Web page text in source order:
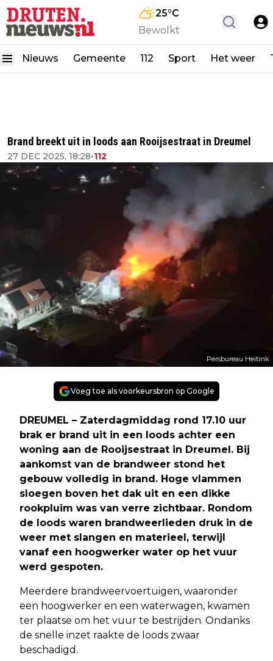
25°C
Bewolkt
Nieuws Gemeente 112 Sport Het weer
Brand breekt uit in loods aan Rooijsestraat in Dreumel
27 DEC 2025, 18:28•112
Persbureau Heitink
Voeg toe als voorkeursbron op Google
DREUMEL – Zaterdagmiddag rond 17.10 uur
brak er brand uit in een loods achter een
woning aan de Rooijsestraat in Dreumel. Bij
aankomst van de brandweer stond het
gebouw volledig in brand. Hoge vlammen
sloegen boven het dak uit en een dikke
rookpluim was van verre zichtbaar. Rondom
de loods waren brandweerlieden druk in de
weer met slangen en materieel, terwijl
vanaf een hoogwerker water op het vuur
werd gespoten.
Meerdere brandweervoertuigen, waaronder
een hoogwerker en een waterwagen, kwamen
ter plaatse om het vuur te bestrijden. Ondanks
de snelle inzet raakte de loods zwaar
beschadigd.